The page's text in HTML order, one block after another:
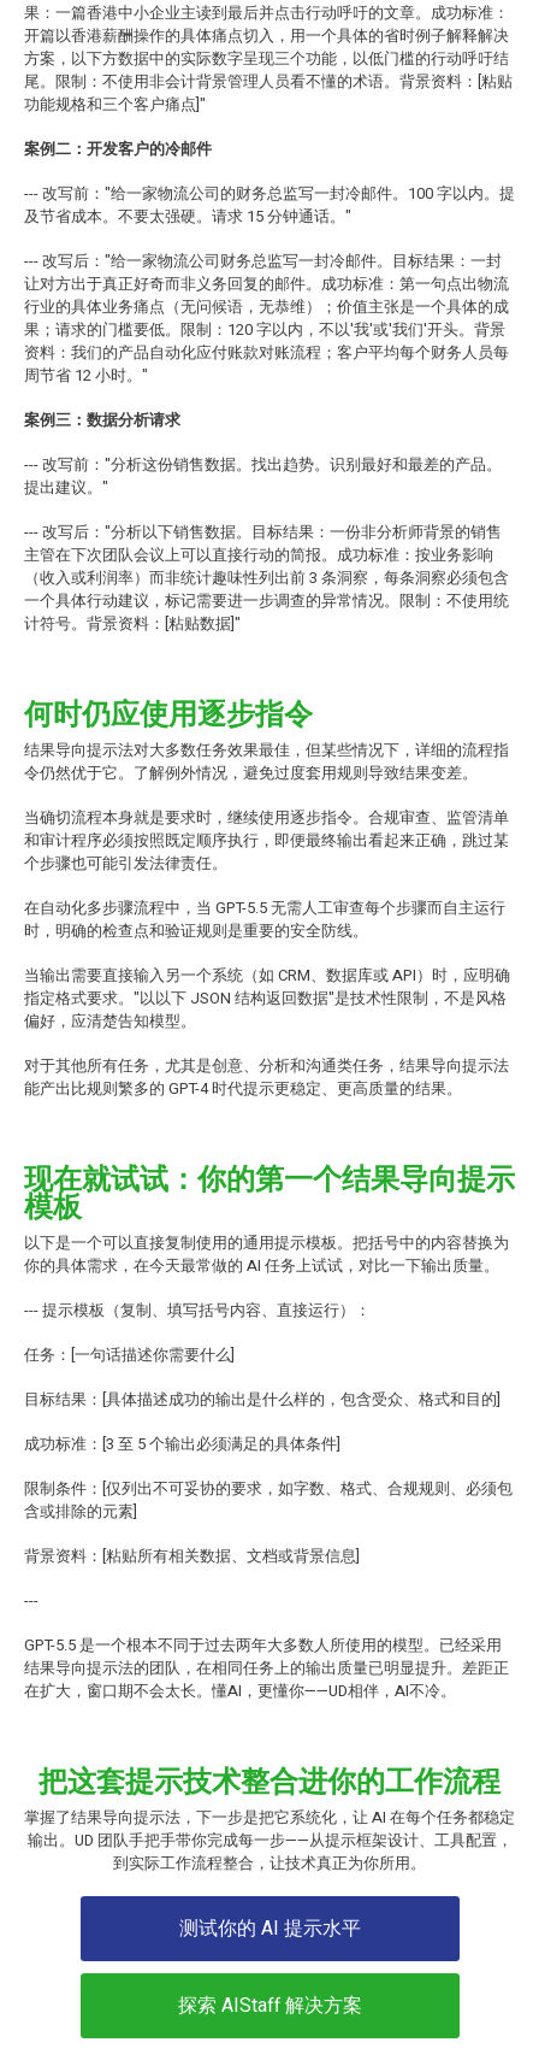
果：一篇香港中小企业主读到最后并点击行动呼吁的文章。成功标准：
开篇以香港薪酬操作的具体痛点切入，用一个具体的省时例子解释解决
方案，以下方数据中的实际数字呈现三个功能，以低门槛的行动呼吁结
尾。限制：不使用非会计背景管理人员看不懂的术语。背景资料：[粘贴
功能规格和三个客户痛点]"
案例二：开发客户的冷邮件
--- 改写前："给一家物流公司的财务总监写一封冷邮件。100 字以内。提
及节省成本。不要太强硬。请求 15 分钟通话。"
--- 改写后："给一家物流公司财务总监写一封冷邮件。目标结果：一封
让对方出于真正好奇而非义务回复的邮件。成功标准：第一句点出物流
行业的具体业务痛点（无问候语，无恭维）；价值主张是一个具体的成
果；请求的门槛要低。限制：120 字以内，不以'我'或'我们'开头。背景
资料：我们的产品自动化应付账款对账流程；客户平均每个财务人员每
周节省 12 小时。"
案例三：数据分析请求
--- 改写前："分析这份销售数据。找出趋势。识别最好和最差的产品。
提出建议。"
--- 改写后："分析以下销售数据。目标结果：一份非分析师背景的销售
主管在下次团队会议上可以直接行动的简报。成功标准：按业务影响
（收入或利润率）而非统计趣味性列出前 3 条洞察，每条洞察必须包含
一个具体行动建议，标记需要进一步调查的异常情况。限制：不使用统
计符号。背景资料：[粘贴数据]"
何时仍应使用逐步指令
结果导向提示法对大多数任务效果最佳，但某些情况下，详细的流程指
令仍然优于它。了解例外情况，避免过度套用规则导致结果变差。
当确切流程本身就是要求时，继续使用逐步指令。合规审查、监管清单
和审计程序必须按照既定顺序执行，即便最终输出看起来正确，跳过某
个步骤也可能引发法律责任。
在自动化多步骤流程中，当 GPT-5.5 无需人工审查每个步骤而自主运行
时，明确的检查点和验证规则是重要的安全防线。
当输出需要直接输入另一个系统（如 CRM、数据库或 API）时，应明确
指定格式要求。"以以下 JSON 结构返回数据"是技术性限制，不是风格
偏好，应清楚告知模型。
对于其他所有任务，尤其是创意、分析和沟通类任务，结果导向提示法
能产出比规则繁多的 GPT-4 时代提示更稳定、更高质量的结果。
现在就试试：你的第一个结果导向提示
模板
以下是一个可以直接复制使用的通用提示模板。把括号中的内容替换为
你的具体需求，在今天最常做的 AI 任务上试试，对比一下输出质量。
--- 提示模板（复制、填写括号内容、直接运行）：
任务：[一句话描述你需要什么]
目标结果：[具体描述成功的输出是什么样的，包含受众、格式和目的]
成功标准：[3 至 5 个输出必须满足的具体条件]
限制条件：[仅列出不可妥协的要求，如字数、格式、合规规则、必须包
含或排除的元素]
背景资料：[粘贴所有相关数据、文档或背景信息]
---
GPT-5.5 是一个根本不同于过去两年大多数人所使用的模型。已经采用
结果导向提示法的团队，在相同任务上的输出质量已明显提升。差距正
在扩大，窗口期不会太长。懂AI，更懂你——UD相伴，AI不冷。
把这套提示技术整合进你的工作流程
掌握了结果导向提示法，下一步是把它系统化，让 AI 在每个任务都稳定
输出。UD 团队手把手带你完成每一步——从提示框架设计、工具配置，
到实际工作流程整合，让技术真正为你所用。
测试你的 AI 提示水平
探索 AIStaff 解决方案